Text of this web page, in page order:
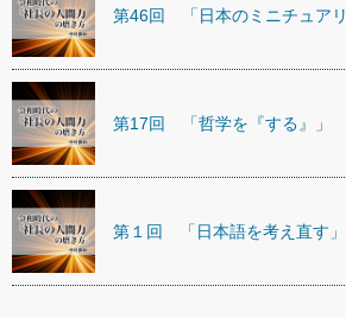
第46回 「日本のミニチュアリ
第17回 「哲学を『する』」
第１回 「日本語を考え直す」